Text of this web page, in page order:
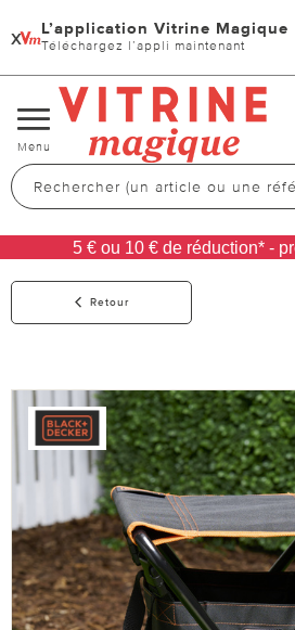
x L’application Vitrine Magique
Téléchargez l’appli maintenant
Changer
de
navigation
Menu
5 € ou 10 € de réduction* -
Retour